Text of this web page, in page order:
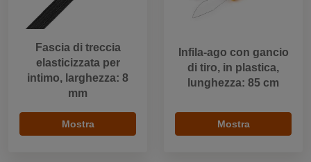
Fascia di treccia
elasticizzata per
intimo, larghezza: 8
mm
Mostra
Infila-ago con gancio
di tiro, in plastica,
lunghezza: 85 cm
Mostra